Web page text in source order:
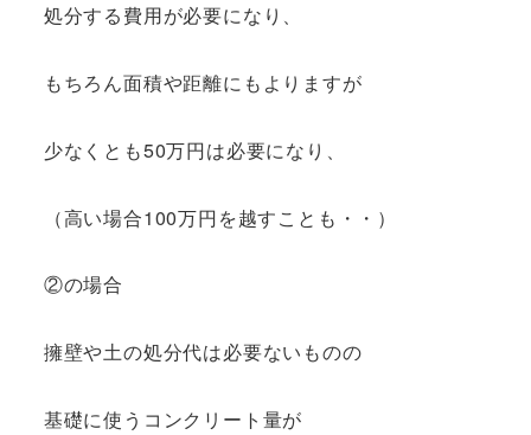
処分する費用が必要になり、
もちろん面積や距離にもよりますが
少なくとも50万円は必要になり、
（高い場合100万円を越すことも・・）
②の場合
擁壁や土の処分代は必要ないものの
基礎に使うコンクリート量が